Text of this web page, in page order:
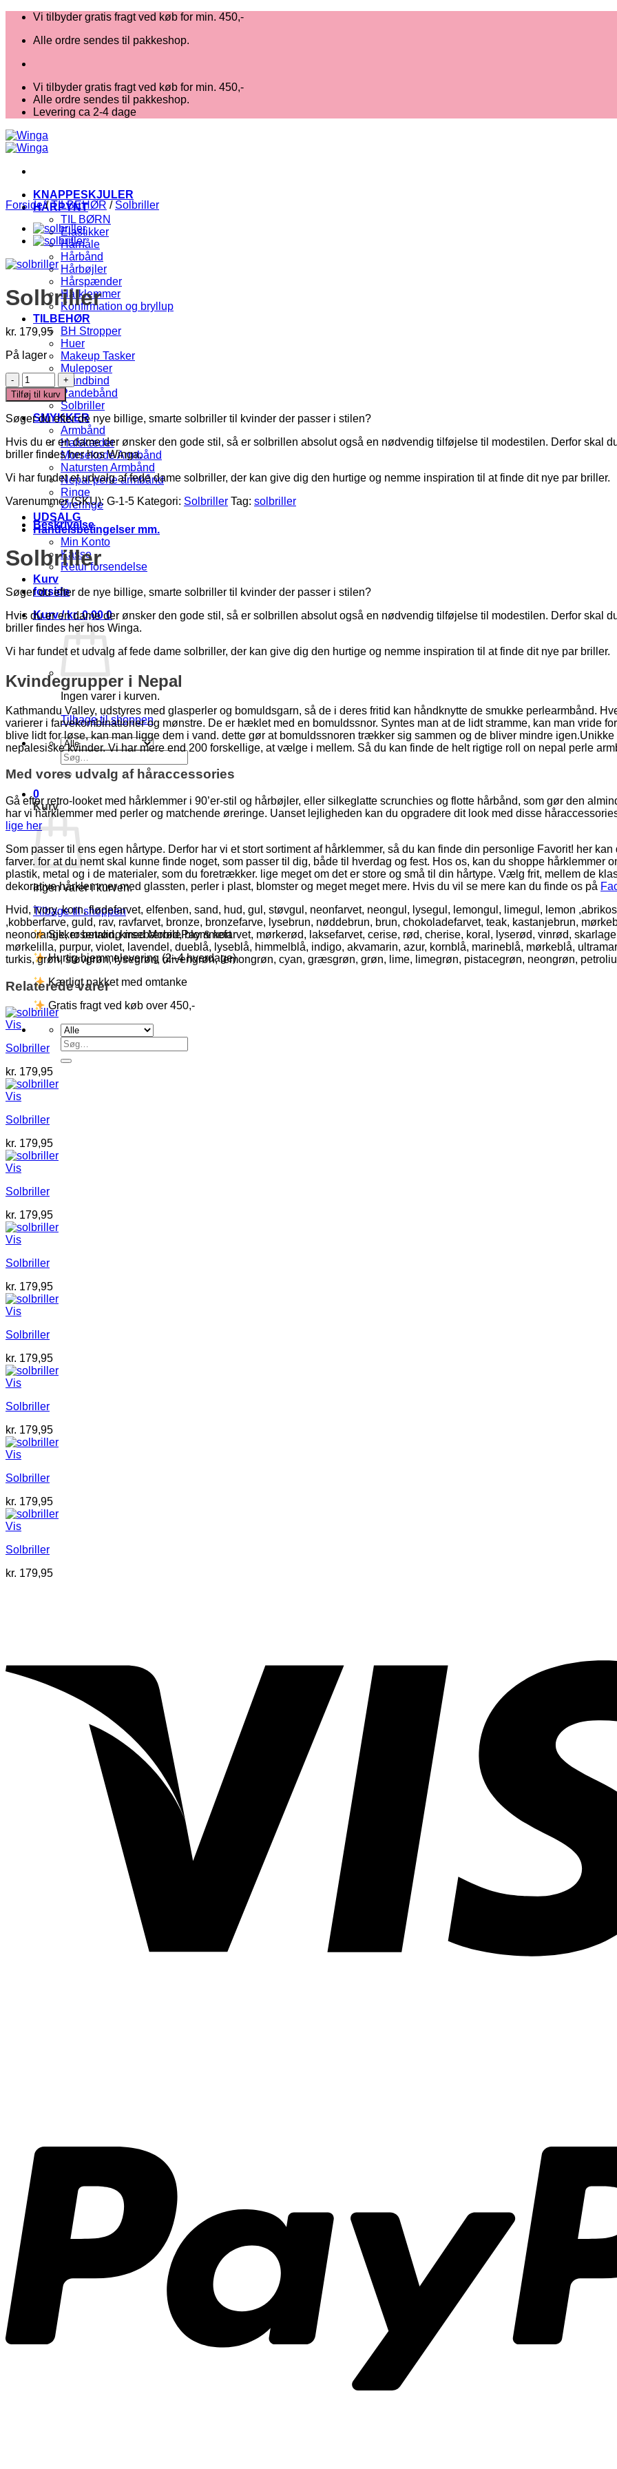
Fortsæt
indhold
Vi tilbyder gratis fragt ved køb for min. 450,-
Alle ordre sendes til pakkeshop.
Vi tilbyder gratis fragt ved køb for min. 450,-
Alle ordre sendes til pakkeshop.
Levering ca 2-4 dage
KNAPPESKJULER
HÅRPYNT
TIL BØRN
Elastikker
Hårnåle
Hårbånd
Hårbøjler
Hårspænder
Hårklemmer
Konfirmation og bryllup
TILBEHØR
BH Stropper
Huer
Makeup Tasker
Muleposer
Mundbind
Pandebånd
Solbriller
SMYKKER
Armbånd
Halskæder
Morsekode Armbånd
Natursten Armbånd
Nepal perle armbånd
Ringe
Øreringe
UDSALG
Handelsbetingelser mm.
Min Konto
Kasse
Retur forsendelse
Kurv
forside
Kurv /kr.0,00 0
Ingen varer i kurven.
Tilbage til shoppen
Søg
efter:
0
Kurv
Ingen varer i kurven.
Tilbage til shoppen
Sikker betaling med MobilePay & kort
Hurtig hjemmelevering (2–4 hverdage)
Kærligt pakket med omtanke
Gratis fragt ved køb over 450,-
Søg
efter:
Forside / TILBEHØR / Solbriller
Solbriller
kr. 179,95
På lager
Solbriller
antal
Tilføj til kurv
Søger du efter de nye billige, smarte solbriller til kvinder der passer i stilen?
Hvis du er en dame der ønsker den gode stil, så er solbrillen absolut også en nødvendig tilføjelse til modestilen. Derfor skal
briller findes her hos Winga.
Vi har fundet et udvalg af fede dame solbriller, der kan give dig den hurtige og nemme inspiration til at finde dit nye par briller.
Varenummer (SKU): G-1-5 Kategori: Solbriller Tag: solbriller
Beskrivelse
Solbriller
Søger du efter de nye billige, smarte solbriller til kvinder der passer i stilen?
Hvis du er en dame der ønsker den gode stil, så er solbrillen absolut også en nødvendig tilføjelse til modestilen. Derfor skal
briller findes her hos Winga.
Vi har fundet et udvalg af fede dame solbriller, der kan give dig den hurtige og nemme inspiration til at finde dit nye par briller.
Kvindegrupper i Nepal
Kathmandu Valley, udstyres med glasperler og bomuldsgarn, så de i deres fritid kan håndknytte de smukke perlearmbånd.
varierer i farvekombinationer og mønstre. De er hæklet med en bomuldssnor. Syntes man at de lidt stramme, kan man vride
blive lidt for løse, kan man ligge dem i vand. dette gør at bomuldssnoren trækker sig sammen og de bliver mindre
nepalesiske kvinder. Vi har mere end 200 forskellige, at vælge i mellem. Så du kan finde de helt rigtige roll on nepal perle
Med vores udvalg af håraccessories
Gå efter retro-looket med hårklemmer i 90’er-stil og hårbøjler, eller silkeglatte scrunchies og flotte hårbånd, som gør den
har vi hårklemmer med perler og matchende øreringe. Uanset lejligheden kan du opgradere dit look med disse
lige her
Som passer til ens egen hårtype. Derfor har vi et stort sortiment af hårklemmer, så du kan finde din personlige Favorit! her
farver. for at du nemt skal kunne finde noget, som passer til dig, både til hverdag og fest. Hos os, kan du shoppe
plastik, metal og i de materialer, som du foretrækker. lige meget om det er store og små til din hårtype. Vælg frit, mellem de
dekorative hårklemmer med glassten, perler i plast, blomster og meget meget mere. Hvis du vil se mere kan du finde os på
Hvid, ivory, korn, flødefarvet, elfenben, sand, hud, gul, støvgul, neonfarvet, neongul, lysegul, lemongul, limegul, lemon
,kobberfarve, guld, rav, ravfarvet, bronze, bronzefarve, lysebrun, nøddebrun, brun, chokoladefarvet, teak, kastanjebrun,
neonorange, rosenrød, kirsebærrød, blommefarvet, mørkerød, laksefarvet, cerise, rød, cherise, koral, lyserød, vinrød,
mørkelilla, purpur, violet, lavendel, dueblå, lyseblå, himmelblå, indigo, akvamarin, azur, kornblå, marineblå, mørkeblå,
turkis, grøn, støvgrøn, lysegrøn, olivengrøn, lemongrøn, cyan, græsgrøn, grøn, lime, limegrøn, pistacegrøn, neongrøn,
Relaterede varer
Vis
Solbriller
kr. 179,95
Vis
Solbriller
kr. 179,95
Vis
Solbriller
kr. 179,95
Vis
Solbriller
kr. 179,95
Vis
Solbriller
kr. 179,95
Vis
Solbriller
kr. 179,95
Vis
Solbriller
kr. 179,95
Vis
Solbriller
kr. 179,95